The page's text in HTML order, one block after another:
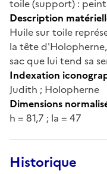
toile (support) :
Description
Huile sur toile
la tête
sac que lui tend sa
Indexation
Judith ; Holopherne
Dimensions
h = 81,7 ; la = 47
Historique